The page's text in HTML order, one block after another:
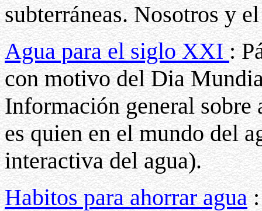
subterráneas. Nosotros y
Agua para el siglo XXI:
con motivo del Dia
Información general sobre
es quien en el mundo del
interactiva del agua).
Habitos para ahorrar agua: